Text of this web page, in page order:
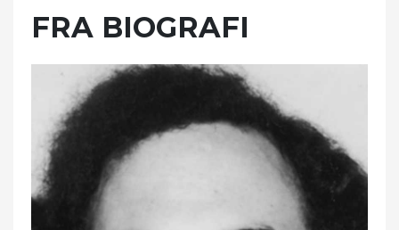
FRA BIOGRAFI